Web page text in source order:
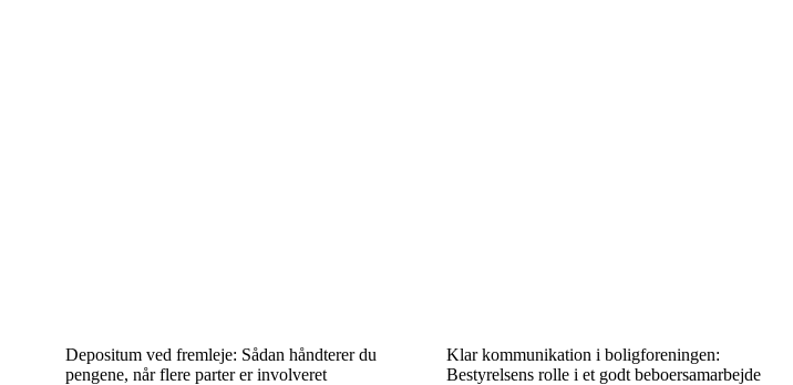
Depositum ved fremleje: Sådan håndterer du
pengene, når flere parter er involveret
Klar kommunikation i boligforeningen:
Bestyrelsens rolle i et godt beboersamarbejde